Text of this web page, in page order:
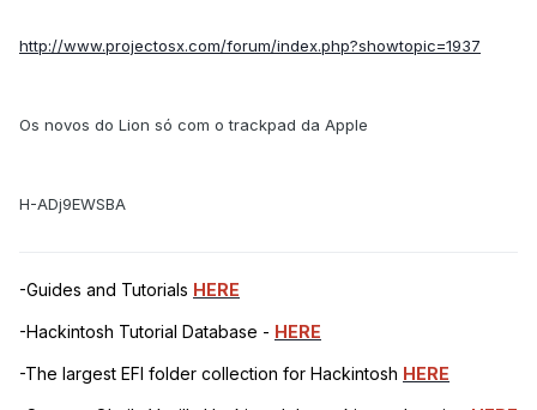
http://www.projectosx.com/forum/index.php?showtopic=1937
Os novos do Lion só com o trackpad da Apple
H-ADj9EWSBA
-Guides and Tutorials HERE
-Hackintosh Tutorial Database - HERE
-The largest EFI folder collection for Hackintosh HERE